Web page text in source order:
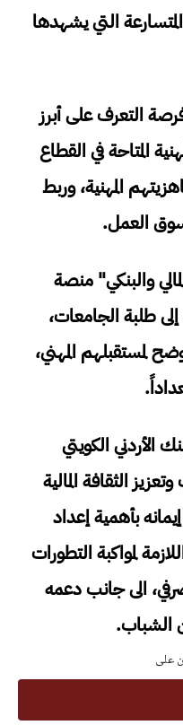
التي يشهدها
التعرف على أبرز
المتاحة في القطاع
المهنية، وربط
سوق العمل.
والبنكي" منصة
إلى طلبة الجامعات،
لمستقبلهم المهني،
الأردني الكويتي
الثقافة المالية
بأهمية إعداد
لمواكبة التطورات
الى جانب دعمه
الشباب.
على